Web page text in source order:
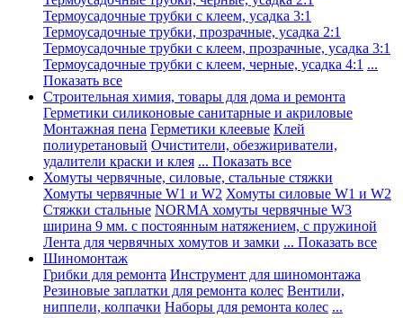
Термоусадочные трубки с клеем, усадка 3:1
Термоусадочные трубки, прозрачные, усадка 2:1
Термоусадочные трубки с клеем, прозрачные, усадка 3:1
Термоусадочные трубки с клеем, черные, усадка 4:1 ...
Показать все
Строительная химия, товары для дома и ремонта
Герметики силиконовые санитарные и акриловые
Монтажная пена Герметики клеевые Клей
полиуретановый Очистители, обезжириватели,
удалители краски и клея ... Показать все
Хомуты червячные, силовые, стальные стяжки
Хомуты червячные W1 и W2 Хомуты силовые W1 и W2
Стяжки стальные NORMA хомуты червячные W3
ширина 9 мм. с постоянным натяжением, с пружиной
Лента для червячных хомутов и замки ... Показать все
Шиномонтаж
Грибки для ремонта Инструмент для шиномонтажа
Резиновые заплатки для ремонта колес Вентили,
ниппели, колпачки Наборы для ремонта колес ...